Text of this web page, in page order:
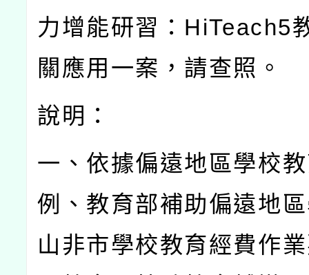
力增能研習： HiTeach5
關應用一案，請查照。
說明：
一、依據偏遠地區學校
例、教育部補助偏遠地
山非市學校教育經費作